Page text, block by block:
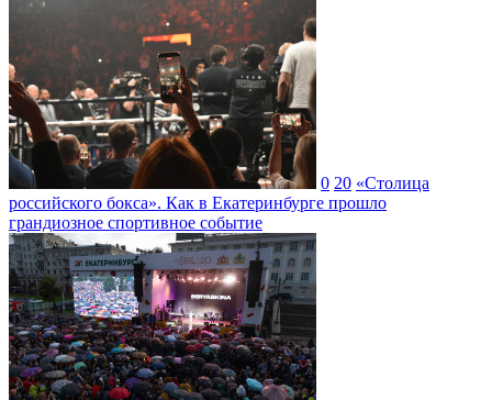
0 20 «Столица
российского бокса». Как в Екатеринбурге прошло
грандиозное спортивное событие